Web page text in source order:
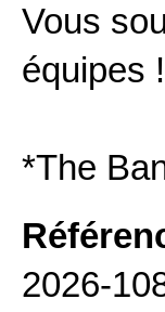
Vous
équipes !
*The
2026-